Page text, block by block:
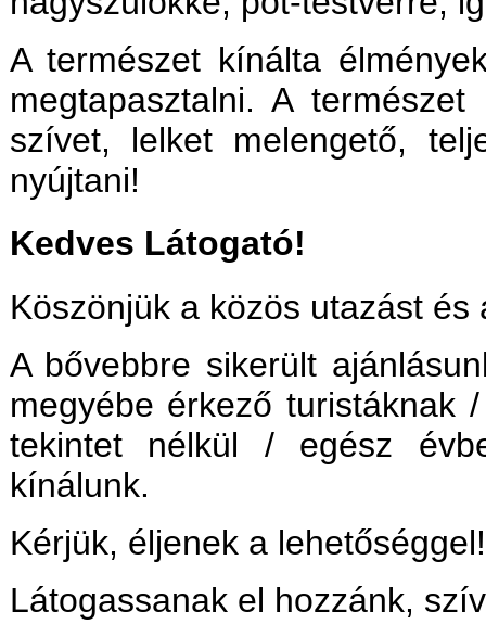
A természet kínálta
megtapasztalni. A
szívet, lelket melengető,
nyújtani!
Kedves Látogató!
Köszönjük a közös utazást és
A bővebbre sikerült
megyébe érkező turistáknak
tekintet nélkül / egész
kínálunk.
Kérjük, éljenek a lehetőséggel!
Látogassanak el hozzánk,